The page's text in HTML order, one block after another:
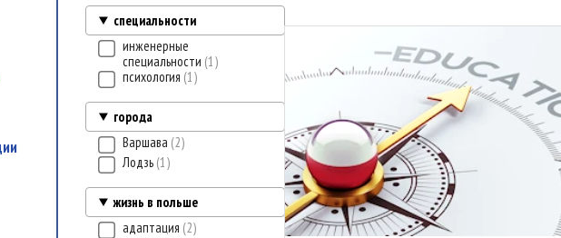
специальности
инженерные
специальности 1
психология 1
города
Варшава 2
Лодзь 1
жизнь в польше
адаптация 2